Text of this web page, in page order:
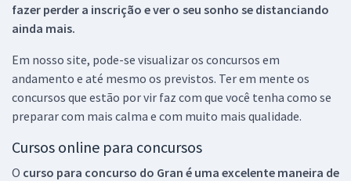
fazer perder a inscrição e ver o seu sonho se distanciando
ainda mais.
Em nosso site, pode-se visualizar os concursos em
andamento e até mesmo os previstos. Ter em mente os
concursos que estão por vir faz com que você tenha como se
preparar com mais calma e com muito mais qualidade.
Cursos online para concursos
O curso para concurso do Gran é uma excelente maneira de